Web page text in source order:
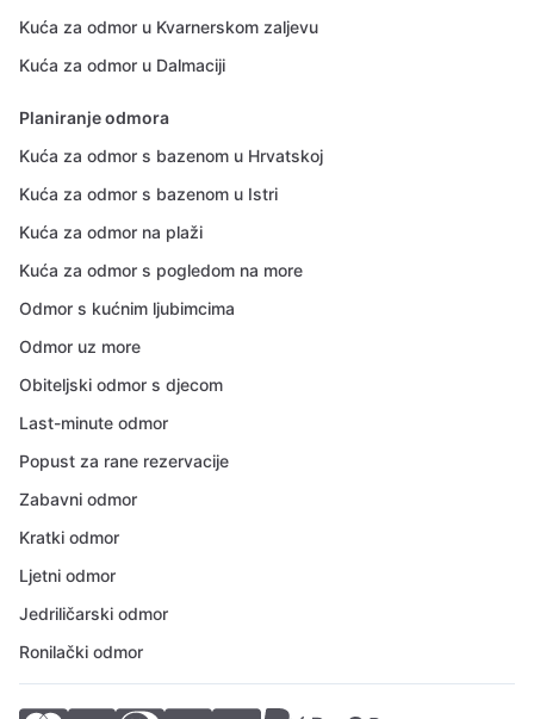
Kuća za odmor u Kvarnerskom zaljevu
Kuća za odmor u Dalmaciji
Planiranje odmora
Kuća za odmor s bazenom u Hrvatskoj
Kuća za odmor s bazenom u Istri
Kuća za odmor na plaži
Kuća za odmor s pogledom na more
Odmor s kućnim ljubimcima
Odmor uz more
Obiteljski odmor s djecom
Last-minute odmor
Popust za rane rezervacije
Zabavni odmor
Kratki odmor
Ljetni odmor
Jedriličarski odmor
Ronilački odmor